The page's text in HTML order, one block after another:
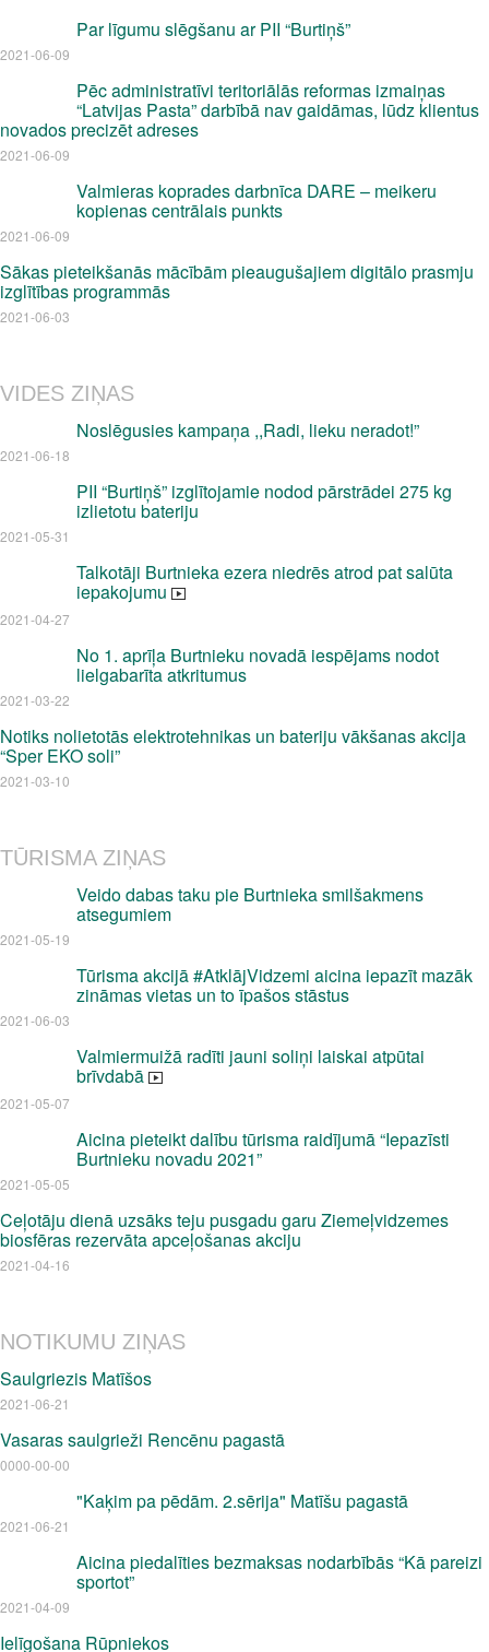
Par līgumu slēgšanu ar PII “Burtiņš”
2021-06-09
Pēc administratīvi teritoriālās reformas izmaiņas
“Latvijas Pasta” darbībā nav gaidāmas, lūdz klientus
novados precizēt adreses
2021-06-09
Valmieras koprades darbnīca DARE – meikeru
kopienas centrālais punkts
2021-06-09
Sākas pieteikšanās mācībām pieaugušajiem digitālo prasmju
izglītības programmās
2021-06-03
VIDES ZIŅAS
Noslēgusies kampaņa ,,Radi, lieku neradot!”
2021-06-18
PII “Burtiņš” izglītojamie nodod pārstrādei 275 kg
izlietotu bateriju
2021-05-31
Talkotāji Burtnieka ezera niedrēs atrod pat salūta
iepakojumu
2021-04-27
No 1. aprīļa Burtnieku novadā iespējams nodot
lielgabarīta atkritumus
2021-03-22
Notiks nolietotās elektrotehnikas un bateriju vākšanas akcija
“Sper EKO soli”
2021-03-10
TŪRISMA ZIŅAS
Veido dabas taku pie Burtnieka smilšakmens
atsegumiem
2021-05-19
Tūrisma akcijā #AtklājVidzemi aicina iepazīt mazāk
zināmas vietas un to īpašos stāstus
2021-06-03
Valmiermuižā radīti jauni soliņi laiskai atpūtai
brīvdabā
2021-05-07
Aicina pieteikt dalību tūrisma raidījumā “Iepazīsti
Burtnieku novadu 2021”
2021-05-05
Ceļotāju dienā uzsāks teju pusgadu garu Ziemeļvidzemes
biosfēras rezervāta apceļošanas akciju
2021-04-16
NOTIKUMU ZIŅAS
Saulgriezis Matīšos
2021-06-21
Vasaras saulgrieži Rencēnu pagastā
0000-00-00
"Kaķim pa pēdām. 2.sērija" Matīšu pagastā
2021-06-21
Aicina piedalīties bezmaksas nodarbībās “Kā pareizi
sportot”
2021-04-09
Ielīgošana Rūpniekos